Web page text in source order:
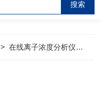
>在线离子浓度分析仪>